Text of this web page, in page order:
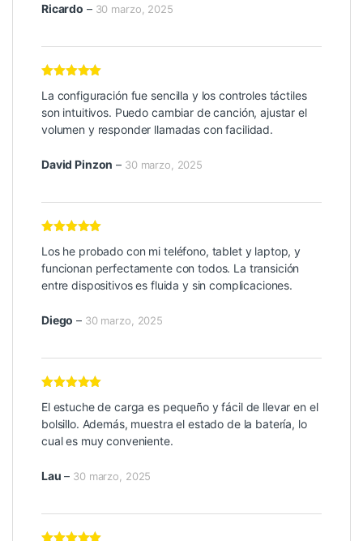
Ricardo – 30 marzo, 2025
5de 5
La configuración fue sencilla y los controles táctiles
son intuitivos. Puedo cambiar de canción, ajustar el
volumen y responder llamadas con facilidad.
David Pinzon – 30 marzo, 2025
5de 5
Los he probado con mi teléfono, tablet y laptop, y
funcionan perfectamente con todos. La transición
entre dispositivos es fluida y sin complicaciones.
Diego – 30 marzo, 2025
5de 5
El estuche de carga es pequeño y fácil de llevar en el
bolsillo. Además, muestra el estado de la batería, lo
cual es muy conveniente.
Lau – 30 marzo, 2025